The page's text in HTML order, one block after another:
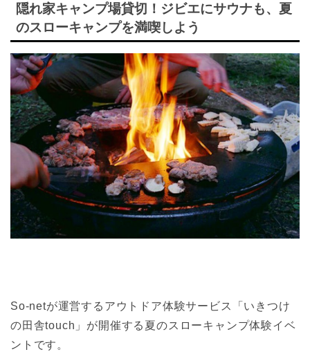
隠れ家キャンプ場貸切！ジビエにサウナも、夏
のスローキャンプを満喫しよう
So-netが運営するアウトドア体験サービス「いきつけ
の田舎touch」が開催する夏のスローキャンプ体験イベ
ントです。